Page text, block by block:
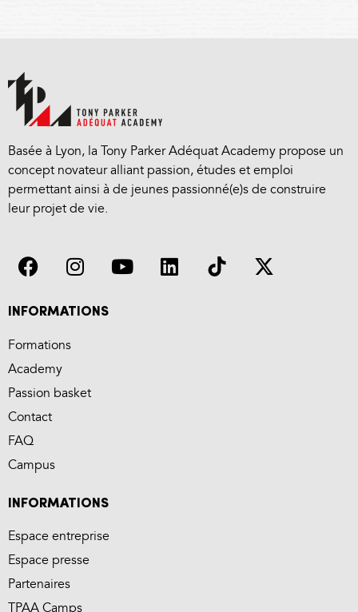
Basée à Lyon, la Tony Parker Adéquat Academy propose un
concept novateur alliant passion, études et emploi
permettant ainsi à de jeunes passionné(e)s de construire
leur projet de vie.
INFORMATIONS
Formations
Academy
Passion basket
Contact
FAQ
Campus
INFORMATIONS
Espace entreprise
Espace presse
Partenaires